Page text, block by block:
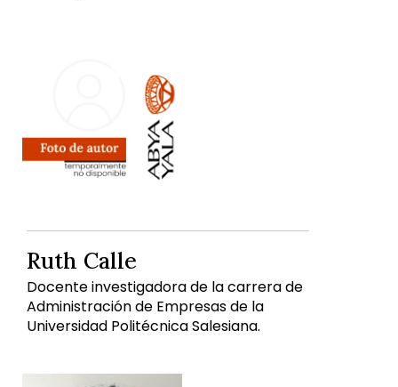
Ruth Calle
Docente investigadora de la carrera de
Administración de Empresas de la
Universidad Politécnica Salesiana.